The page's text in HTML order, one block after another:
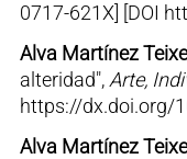
0717-621X] [DOI
Alva Martínez
alteridad", Arte,
https://dx.doi.org/
Alva Martínez